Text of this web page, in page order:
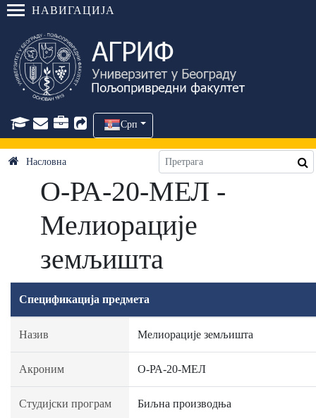
НАВИГАЦИЈА
Срп
Насловна
О-РА-20-МЕЛ -
Мелиорације
земљишта
Спецификација предмета
Назив Мелиорације земљишта
Акроним О-РА-20-МЕЛ
Студијски програм Биљна производња